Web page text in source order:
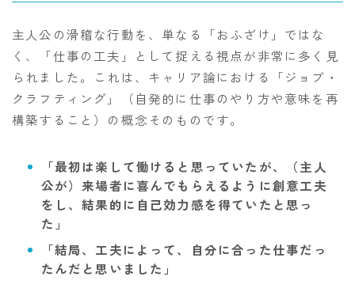
主人公の滑稽な行動を、単なる「おふざけ」ではな
く、「仕事の工夫」として捉える視点が非常に多く見
られました。これは、キャリア論における「ジョブ・
クラフティング」（自発的に仕事のやり方や意味を再
構築すること）の概念そのものです。
「最初は楽して働けると思っていたが、（主人
公が）来場者に喜んでもらえるように創意工夫
をし、結果的に自己効力感を得ていたと思っ
た」
「結局、工夫によって、自分に合った仕事だっ
たんだと思いました」